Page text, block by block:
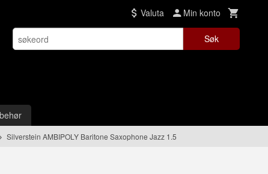
Valuta Min konto
Søk
Silverstein AMBIPOLY Baritone Saxophone Jazz 1.5